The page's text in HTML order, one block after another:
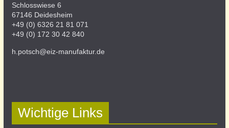
Schlosswiese 6
67146 Deidesheim
+49 (0) 6326 21 81 071
+49 (0) 172 30 42 840
h.potsch@eiz-manufaktur.de
Wichtige Links